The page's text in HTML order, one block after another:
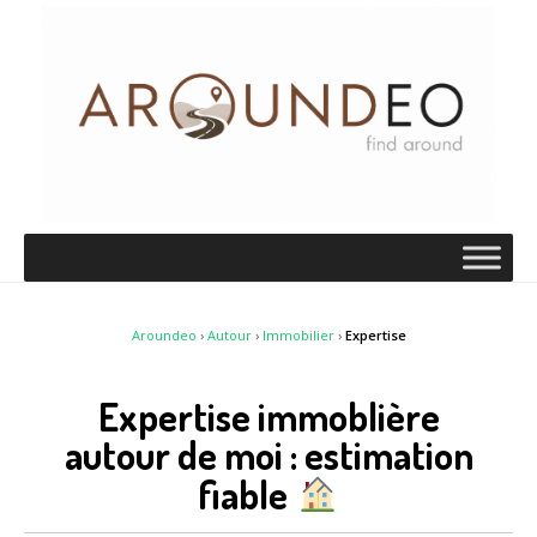
Aroundeo › Autour› Immobilier› Expertise
Expertise immoblière
autour de moi : estimation
fiable